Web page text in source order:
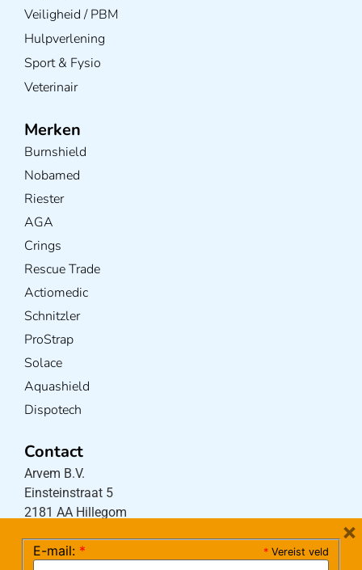
Veiligheid / PBM
Hulpverlening
Sport & Fysio
Veterinair
Merken
Burnshield
Nobamed
Riester
AGA
Crings
Rescue Trade
Actiomedic
Schnitzler
ProStrap
Solace
Aquashield
Dispotech
Contact
Arvem B.V.
Einsteinstraat 5
2181 AA Hillegom
* Vereist veld
E-mail: *
×